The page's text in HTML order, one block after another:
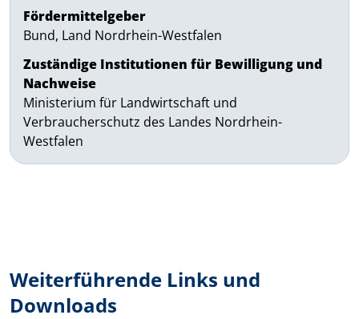
Fördermittelgeber
Bund, Land Nordrhein-Westfalen
Zuständige Institutionen für Bewilligung und
Nachweise
Ministerium für Landwirtschaft und
Verbraucherschutz des Landes Nordrhein-
Westfalen
Weiterführende Links und
Downloads